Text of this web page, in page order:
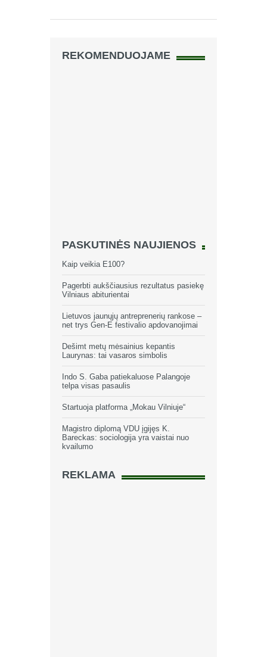
REKOMENDUOJAME
PASKUTINĖS NAUJIENOS
Kaip veikia E100?
Pagerbti aukščiausius rezultatus pasiekę
Vilniaus abiturientai
Lietuvos jaunųjų antreprenerių rankose –
net trys Gen-E festivalio apdovanojimai
Dešimt metų mėsainius kepantis
Laurynas: tai vasaros simbolis
Indo S. Gaba patiekaluose Palangoje
telpa visas pasaulis
Startuoja platforma „Mokau Vilniuje“
Magistro diplomą VDU įgijęs K.
Bareckas: sociologija yra vaistai nuo
kvailumo
REKLAMA